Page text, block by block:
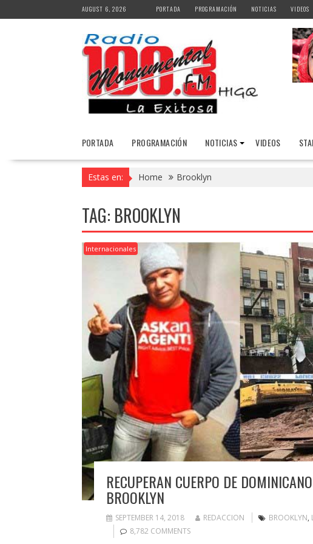
to
AUGUST 6, 2026 PORTADA PROGRAMACIÓN NOTICIAS VIDEOS
PORTADA PROGRAMACIÓN NOTICIAS VIDEOS
Estas en: Home Brooklyn
TAG: BROOKLYN
Internacionales
RECUPERAN CUERPO DE
BROOKLYN
SEPTEMBER 14, 2018 REDACCION BROOKLYN,
8,782 COMMENTS